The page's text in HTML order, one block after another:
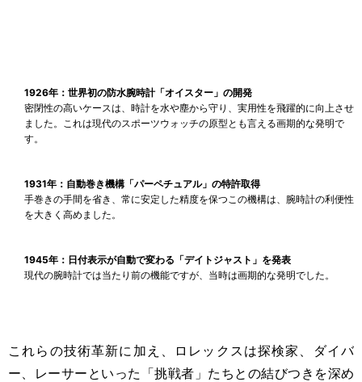
1926年：世界初の防水腕時計「オイスター」の開発
密閉性の高いケースは、時計を水や塵から守り、実用性を飛躍的に向上させ
ました。これは現代のスポーツウォッチの原型とも言える画期的な発明で
す。
1931年：自動巻き機構「パーペチュアル」の特許取得
手巻きの手間を省き、常に安定した精度を保つこの機構は、腕時計の利便性
を大きく高めました。
1945年：日付表示が自動で変わる「デイトジャスト」を発表
現代の腕時計では当たり前の機能ですが、当時は画期的な発明でした。
これらの技術革新に加え、ロレックスは探検家、ダイバ
ー、レーサーといった「挑戦者」たちとの結びつきを深め